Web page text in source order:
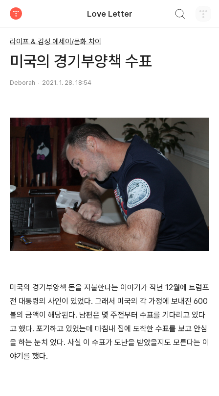
Love Letter
라이프 & 감성 에세이/문화 차이
미국의 경기부양책 수표
Deborah 2021. 1. 28. 18:54
미국의 경기부양책 돈을 지불한다는 이야기가 작년 12월에 트럼프
전 대통령의 사인이 있었다. 그래서 미국의 각 가정에 보내진 600
불의 금액이 해당된다. 남편은 몇 주전부터 수표를 기다리고 있다
고 했다. 포기하고 있었는데 마침내 집에 도착한 수표를 보고 안심
을 하는 눈치 었다. 사실 이 수표가 도난을 받았을지도 모른다는 이
야기를 했다.